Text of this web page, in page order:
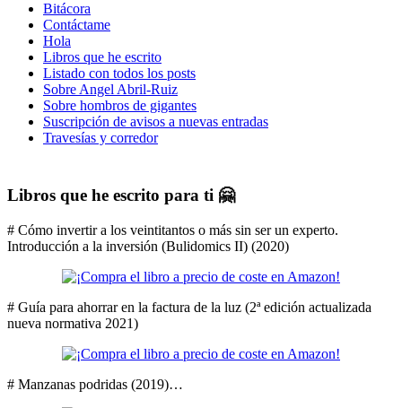
Bitácora
Contáctame
Hola
Libros que he escrito
Listado con todos los posts
Sobre Angel Abril-Ruiz
Sobre hombros de gigantes
Suscripción de avisos a nuevas entradas
Travesías y corredor
Libros que he escrito para ti 🤗
# Cómo invertir a los veintitantos o más sin ser un experto.
Introducción a la inversión (Bulidomics II) (2020)
# Guía para ahorrar en la factura de la luz (2ª edición actualizada
nueva normativa 2021)
# Manzanas podridas (2019)…